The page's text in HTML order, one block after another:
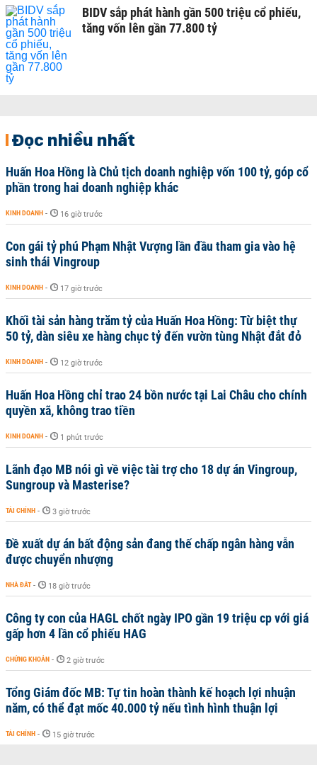
BIDV sắp phát hành gần 500 triệu cổ phiếu,
tăng vốn lên gần 77.800 tỷ
Đọc nhiều nhất
Huấn Hoa Hồng là Chủ tịch doanh nghiệp vốn 100 tỷ, góp cổ
phần trong hai doanh nghiệp khác
KINH DOANH - 16 giờ trước
Con gái tỷ phú Phạm Nhật Vượng lần đầu tham gia vào hệ
sinh thái Vingroup
KINH DOANH - 17 giờ trước
Khối tài sản hàng trăm tỷ của Huấn Hoa Hồng: Từ biệt thự
50 tỷ, dàn siêu xe hàng chục tỷ đến vườn tùng Nhật đắt đỏ
KINH DOANH - 12 giờ trước
Huấn Hoa Hồng chỉ trao 24 bồn nước tại Lai Châu cho chính
quyền xã, không trao tiền
KINH DOANH - 1 phút trước
Lãnh đạo MB nói gì về việc tài trợ cho 18 dự án Vingroup,
Sungroup và Masterise?
TÀI CHÍNH - 3 giờ trước
Đề xuất dự án bất động sản đang thế chấp ngân hàng vẫn
được chuyển nhượng
NHÀ ĐẤT - 18 giờ trước
Công ty con của HAGL chốt ngày IPO gần 19 triệu cp với giá
gấp hơn 4 lần cổ phiếu HAG
CHỨNG KHOÁN - 2 giờ trước
Tổng Giám đốc MB: Tự tin hoàn thành kế hoạch lợi nhuận
năm, có thể đạt mốc 40.000 tỷ nếu tình hình thuận lợi
TÀI CHÍNH - 15 giờ trước